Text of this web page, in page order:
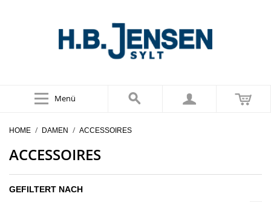
Menü
HOME / DAMEN / ACCESSOIRES
ACCESSOIRES
GEFILTERT NACH